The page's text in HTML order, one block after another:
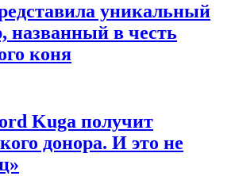
уникальный
названный в честь
коня
Kuga получит
донора. И это не